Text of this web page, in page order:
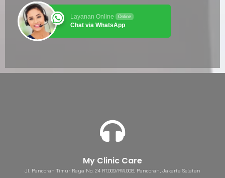
Layanan Online Online
Chat via WhatsApp
My Clinic Care
Jl. Pancoran Timur Raya No. 24 RT.009/RW.008, Pancoran, Jakarta Selatan